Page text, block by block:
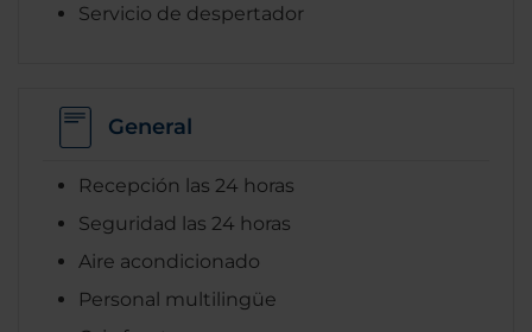
Servicio de despertador
General
Recepción las 24 horas
Seguridad las 24 horas
Aire acondicionado
Personal multilingüe